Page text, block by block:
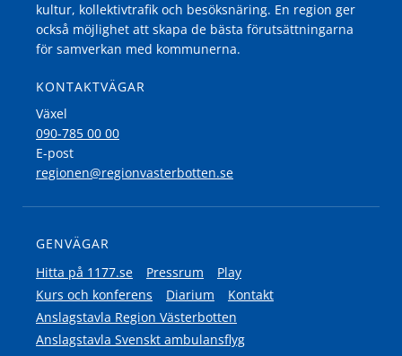
kultur, kollektivtrafik och besöksnäring. En region ger
också möjlighet att skapa de bästa förutsättningarna
för samverkan med kommunerna.
KONTAKTVÄGAR
Växel
090-785 00 00
E-post
regionen@regionvasterbotten.se
GENVÄGAR
Hitta på 1177.se
Pressrum
Play
Kurs och konferens
Diarium
Kontakt
Anslagstavla Region Västerbotten
Anslagstavla Svenskt ambulansflyg